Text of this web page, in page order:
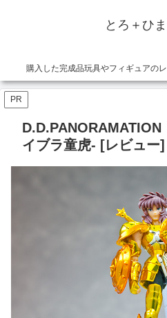
とろ＋ひ
購入した完成品玩具やフィギュアの
PR
D.D.PANORAMATION
イブラ童虎- [レビュー]